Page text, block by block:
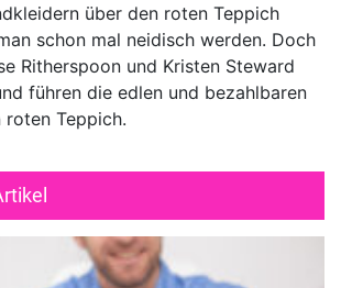
über den roten Teppich
schon mal neidisch werden. Doch
Ritherspoon und Kristen Steward
führen die edlen und bezahlbaren
roten Teppich.